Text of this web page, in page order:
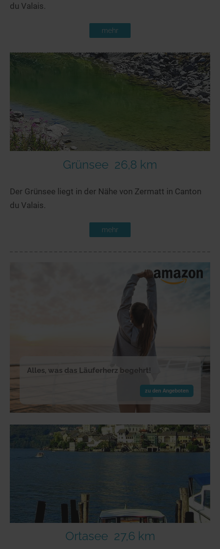
du Valais.
mehr
Grünsee 26,8 km
Der Grünsee liegt in der Nähe von Zermatt in Canton
du Valais.
mehr
Alles, was das Läuferherz begehrt!
zu den Angeboten
Ortasee 27,6 km